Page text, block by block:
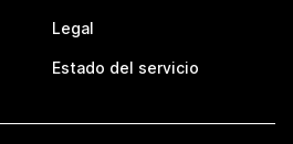
Legal
Estado del servicio